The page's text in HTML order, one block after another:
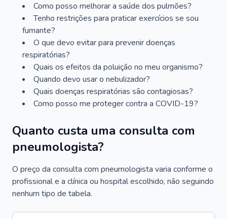
Como posso melhorar a saúde dos pulmões?
Tenho restrições para praticar exercícios se sou
fumante?
O que devo evitar para prevenir doenças
respiratórias?
Quais os efeitos da poluição no meu organismo?
Quando devo usar o nebulizador?
Quais doenças respiratórias são contagiosas?
Como posso me proteger contra a COVID-19?
Quanto custa uma consulta com
pneumologista?
O preço da consulta com pneumologista varia conforme o
profissional e a clínica ou hospital escolhido, não seguindo
nenhum tipo de tabela.